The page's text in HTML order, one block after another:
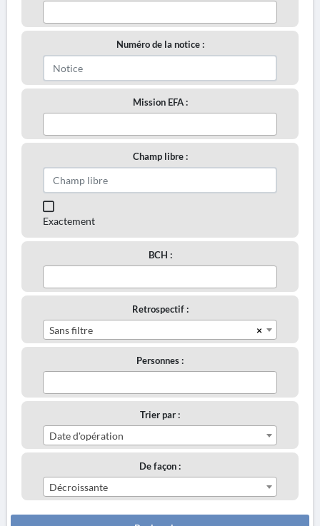
Numéro de la notice :
Mission EFA :
Champ libre :
Exactement
BCH :
Retrospectif :
×
Sans filtre
Personnes :
Trier par :
Date d'opération
De façon :
Décroissante